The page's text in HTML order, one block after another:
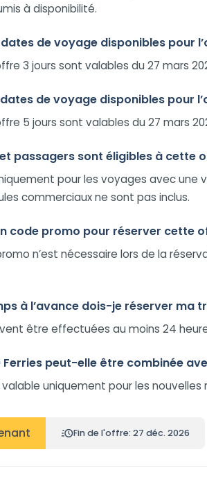
à disponibilité.
de voyage disponibles pour
3 jours sont valables du 27 mars
de voyage disponibles pour
5 jours sont valables du 27 mars
passagers sont éligibles à cette
pour les voyages avec une
commerciaux ne sont pas inclus.
code promo pour réserver cette
n’est nécessaire lors de la
à l’avance dois-je réserver ma
être effectuées au moins 24
peut-elle être combinée
uniquement pour les
Fin de l'offre: 27 déc. 2026